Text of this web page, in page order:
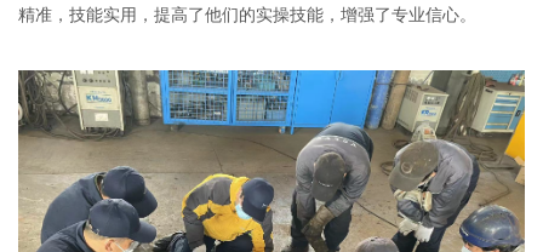
精准，技能实用，提高了他们的实操技能，增强了专业信心。